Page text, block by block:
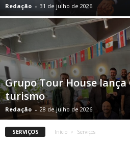
Redação - 31 de julho de 2026
Grupo Tour House lança
turismo
Redação - 28 de julho de 2026
SERVIÇOS Início Serviços